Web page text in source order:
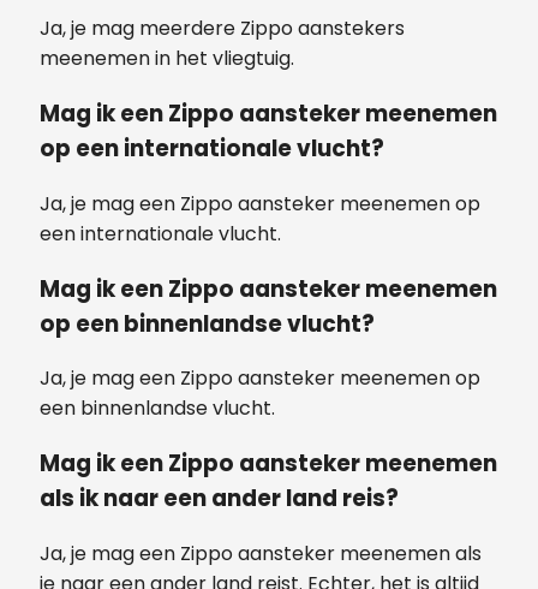
Ja, je mag meerdere Zippo aanstekers
meenemen in het vliegtuig.
Mag ik een Zippo aansteker meenemen
op een internationale vlucht?
Ja, je mag een Zippo aansteker meenemen op
een internationale vlucht.
Mag ik een Zippo aansteker meenemen
op een binnenlandse vlucht?
Ja, je mag een Zippo aansteker meenemen op
een binnenlandse vlucht.
Mag ik een Zippo aansteker meenemen
als ik naar een ander land reis?
Ja, je mag een Zippo aansteker meenemen als
je naar een ander land reist. Echter, het is altijd